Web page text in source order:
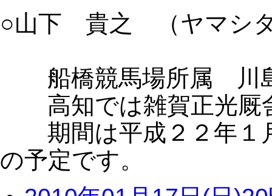
○山下 貴之 （ヤマシ
船橋競馬場所属 川
高知では雑賀正光厩
期間は平成２２年１
の予定です。